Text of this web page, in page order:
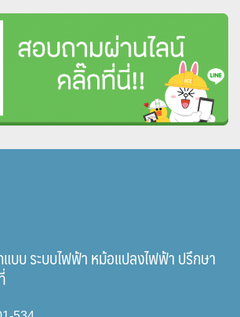
บบ ระบบไฟฟ้า หม้อแปลงไฟฟ้า ปรึกษา